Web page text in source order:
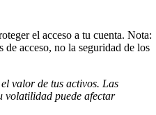
el acceso a tu cuenta. Nota:
de acceso, no la seguridad de los
valor de tus activos. Las
volatilidad puede afectar